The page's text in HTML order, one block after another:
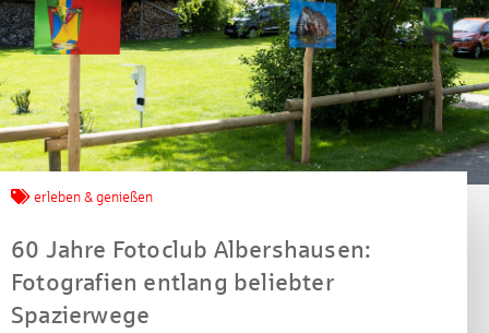
erleben & genießen
60 Jahre Fotoclub Albershausen:
Fotografien entlang beliebter
Spazierwege
Jetzt mitmachen und
gewinnen!
Machen Sie mit bei unserem Gewinnspiel! Bis 31.
Dezember 2021 verlosen wir 10 Gutscheine des